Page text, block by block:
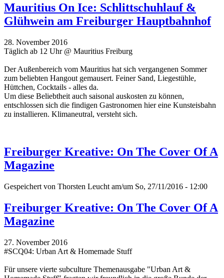
Mauritius On Ice: Schlittschuhlauf &
Glühwein am Freiburger Hauptbahnhof
28. November 2016
Täglich ab 12 Uhr @ Mauritius Freiburg
Der Außenbereich vom Mauritius hat sich vergangenen Sommer
zum beliebten Hangout gemausert. Feiner Sand, Liegestühle,
Hüttchen, Cocktails - alles da.
Um diese Beliebtheit auch saisonal auskosten zu können,
entschlossen sich die findigen Gastronomen hier eine Kunsteisbahn
zu installieren. Klimaneutral, versteht sich.
Freiburger Kreative: On The Cover Of A
Magazine
Gespeichert von Thorsten Leucht am/um So, 27/11/2016 - 12:00
Freiburger Kreative: On The Cover Of A
Magazine
27. November 2016
#SCQ04: Urban Art & Homemade Stuff
Für unsere vierte subculture Themenausgabe "Urban Art &